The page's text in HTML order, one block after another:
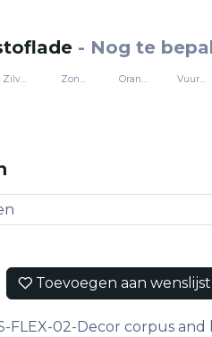
- Nog te
Zilvergrijs Zonnegeel Oranje Vuurrood
Toevoegen aan wenslijst
FLEX-02-Decor corpus